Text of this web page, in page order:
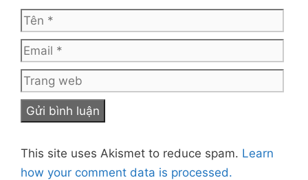
Tên
web
This site uses Akismet to reduce spam. Learn
how your comment data is processed.